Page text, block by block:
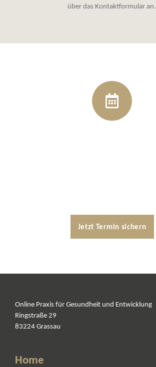
über das Kontaktformular an.
Jetzt Termin sichern
Online Praxis für Gesundheit und Entwicklung
Ringstraße 29
83224 Grassau
Home